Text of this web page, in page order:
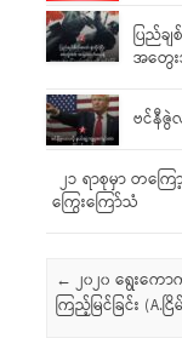
ပြည်ခ
အတွေး
ဗင်နီဇွဲ
၂၁ ရာစုမှာ တကြ
ကြွေးကြော်သံ
Post navigation
← ၂၀၂၀ ရွေးကေ
ကြည့်မြင်ခြင်း (A.ငြိ